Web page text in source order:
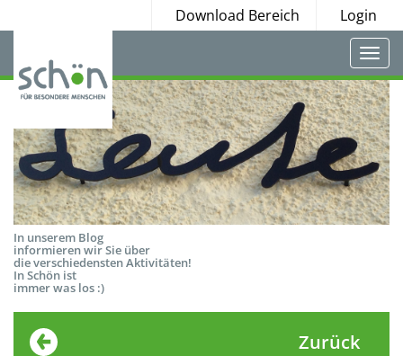
Download Bereich Login
In unserem Blog
informieren wir Sie über
die verschiedensten Aktivitäten!
In Schön ist
immer was los :)
Zurück